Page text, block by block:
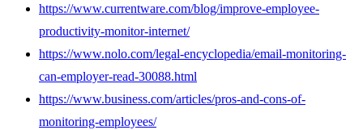
https://www.currentware.com/blog/improve-employee-
productivity-monitor-internet/
https://www.nolo.com/legal-encyclopedia/email-monitoring-
can-employer-read-30088.html
https://www.business.com/articles/pros-and-cons-of-
monitoring-employees/